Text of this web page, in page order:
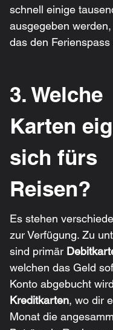
schnell einige
ausgegeben
das den Ferienspass
3. Welche
Karten
sich fürs
Reisen?
Es stehen
zur Verfügung. Zu
sind primär
welchen das Geld
Konto abgebucht
Kreditkarten, wo dir
Monat die